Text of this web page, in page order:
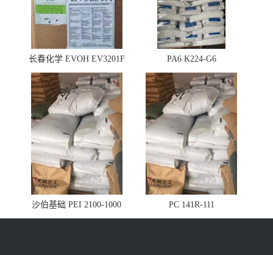
长春化学 EVOH EV3201F PA6 K224-G6
沙伯基础 PEI 2100-1000 PC 141R-111